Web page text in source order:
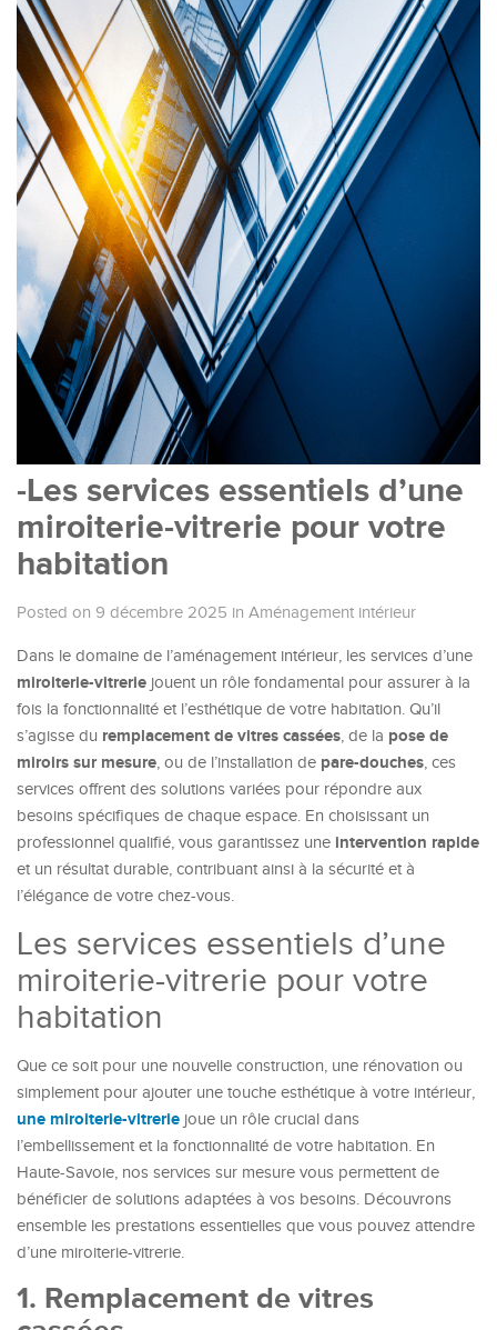
-Les services essentiels d’une
miroiterie-vitrerie pour votre
habitation
Posted on 9 décembre 2025 in Aménagement intérieur
Dans le domaine de l’aménagement intérieur, les services d’une
miroiterie-vitrerie jouent un rôle fondamental pour assurer à la
fois la fonctionnalité et l’esthétique de votre habitation. Qu’il
s’agisse du remplacement de vitres cassées, de la pose de
miroirs sur mesure, ou de l’installation de pare-douches, ces
services offrent des solutions variées pour répondre aux
besoins spécifiques de chaque espace. En choisissant un
professionnel qualifié, vous garantissez une intervention rapide
et un résultat durable, contribuant ainsi à la sécurité et à
l’élégance de votre chez-vous.
Les services essentiels d’une
miroiterie-vitrerie pour votre
habitation
Que ce soit pour une nouvelle construction, une rénovation ou
simplement pour ajouter une touche esthétique à votre intérieur,
une miroiterie-vitrerie joue un rôle crucial dans
l’embellissement et la fonctionnalité de votre habitation. En
Haute-Savoie, nos services sur mesure vous permettent de
bénéficier de solutions adaptées à vos besoins. Découvrons
ensemble les prestations essentielles que vous pouvez attendre
d’une miroiterie-vitrerie.
1. Remplacement de vitres